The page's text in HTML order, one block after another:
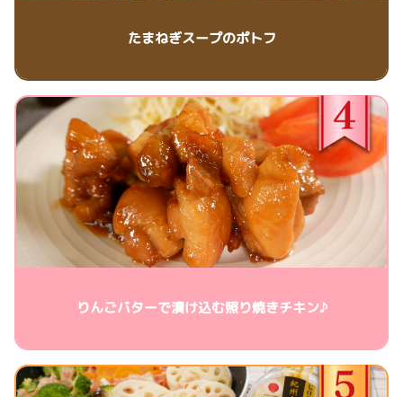
たまねぎスープのポトフ
りんごバターで漬け込む照り焼きチキン♪